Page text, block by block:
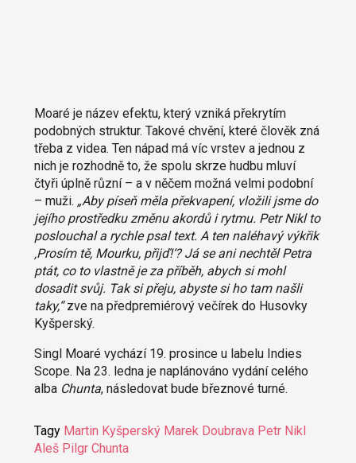
Moaré je název efektu, který vzniká překrytím
podobných struktur. Takové chvění, které člověk zná
třeba z videa. Ten nápad má víc vrstev a jednou z
nich je rozhodně to, že spolu skrze hudbu mluví
čtyři úplně různí – a v něčem možná velmi podobní
– muži. „Aby píseň měla překvapení, vložili jsme do
jejího prostředku změnu akordů i rytmu. Petr Nikl to
poslouchal a rychle psal text. A ten naléhavý výkřik
‚Prosím tě, Mourku, přijď!‘? Já se ani nechtěl Petra
ptát, co to vlastně je za příběh, abych si mohl
dosadit svůj. Tak si přeju, abyste si ho tam našli
taky,“zve na předpremiérový večírek do Husovky
Kyšperský.
Singl Moaré vychází 19. prosince u labelu Indies
Scope. Na 23. ledna je naplánováno vydání celého
alba Chunta, následovat bude březnové turné.
Tagy Martin Kyšperský Marek Doubrava Petr Nikl
Aleš Pilgr Chunta